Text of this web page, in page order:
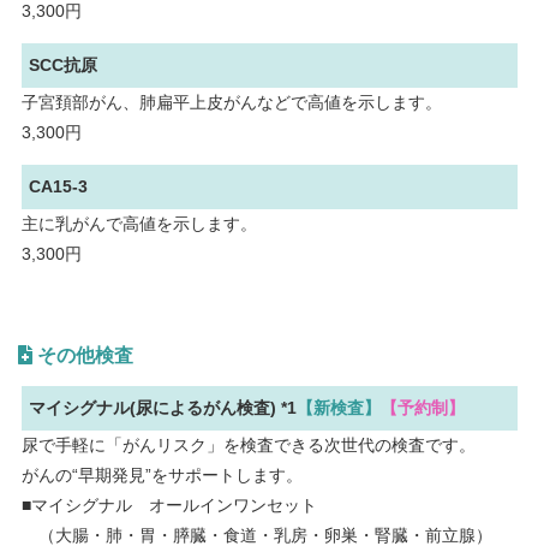
3,300円
SCC抗原
子宮頚部がん、肺扁平上皮がんなどで高値を示します。
3,300円
CA15-3
主に乳がんで高値を示します。
3,300円
その他検査
マイシグナル(尿によるがん検査) *1【新検査】
【予約制】
尿で手軽に「がんリスク」を検査できる次世代の検査です。
がんの“早期発見”をサポートします。
■マイシグナル オールインワンセット
（大腸・肺・胃・膵臓・食道・乳房・卵巣・腎臓・前立腺）